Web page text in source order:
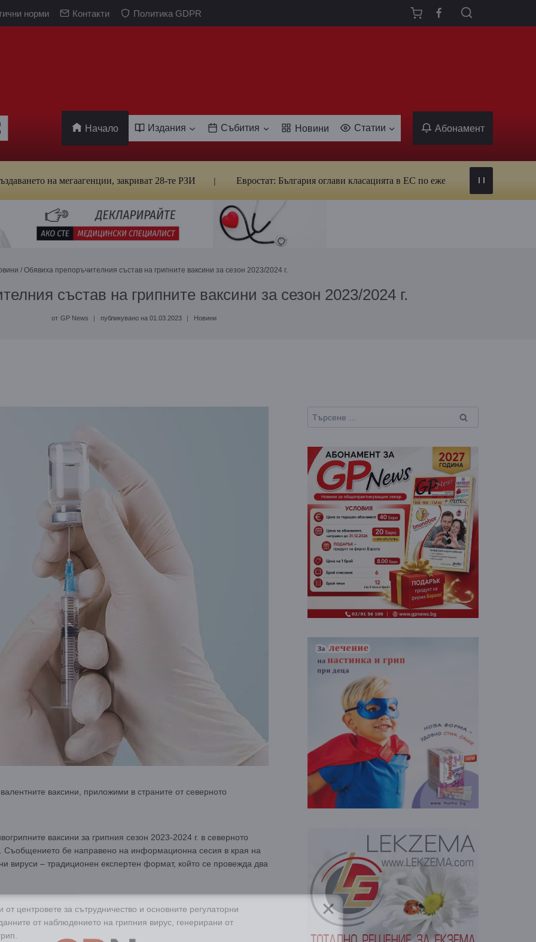
норми Контакти Политика GDPR
Начало Издания Събития Новини Статии Абонамент
на мегаагенции, закриват 28-те РЗИ Евростат: България оглави класацията в ЕС по ежедневна употреба на тютюн
/ Обявиха препоръчителния състав на грипните ваксини за сезон 2023/2024 г.
състав на грипните ваксини за сезон 2023/2024 г.
от GP News публикувано на 01.03.2023 Новини
ваксини, приложими в страните от северното
ваксини за грипния сезон 2023-2024 г. в северното
Съобщението бе направено на информационна сесия в края на
вируси – традиционен експертен формат, който се провежда два
центровете за сътрудничество и основните регулаторни
от наблюдението на грипния вирус, генерирани от
Търсене
за: